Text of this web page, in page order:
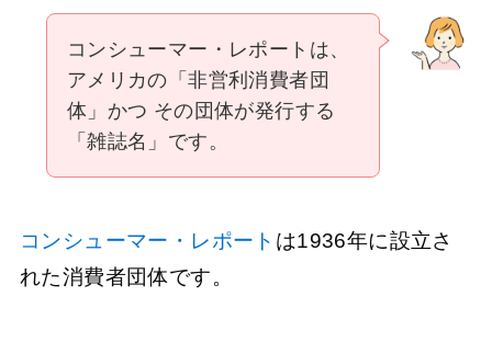
コンシューマー・レポートは、
アメリカの「非営利消費者団
体」かつ その団体が発行する
「雑誌名」です。
コンシューマー・レポート は1936年に設立さ
れた消費者団体です。